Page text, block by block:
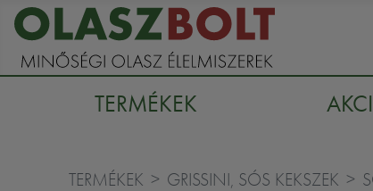
TERMÉKEK
TERMÉKEK GRISSINI, SÓS KEKSZEK